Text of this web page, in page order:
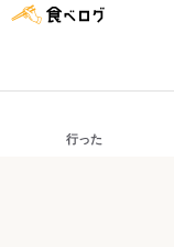
行った